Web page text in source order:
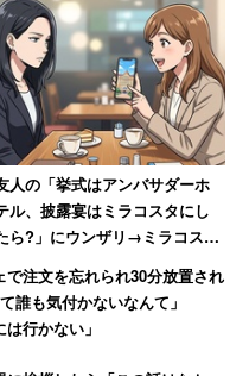
人の「挙式はアンバサダーホ
ル、披露宴はミラコスタにし
ら?」にウンザリ→ミラコスタ
で挙式も「呼んでません」と絶
した女性
で注文を忘れられ30分放置され
誰も気付かないなんて」
行かない」